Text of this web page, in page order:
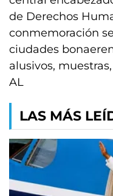
de Derechos
conmemoración
ciudades
alusivos,
AL
LAS MÁS